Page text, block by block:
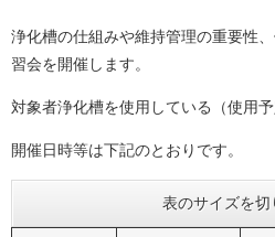
浄化槽の仕組みや維持管理の重要性
習会を開催します。
対象者浄化槽を使用している（使用
開催日時等は下記のとおりです。
表のサイズを切